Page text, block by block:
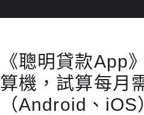
《聰明貸款App
算機，試算每月
（Android、iOS